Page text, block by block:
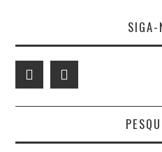
SIGA-